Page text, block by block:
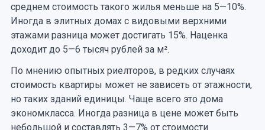
среднем стоимость такого жилья меньше на 5—10%.
Иногда в элитных домах с видовыми верхними
этажами разница может достигать 15%. Наценка
доходит до 5—6 тысяч рублей за м².
По мнению опытных риелторов, в редких случаях
стоимость квартиры может не зависеть от этажности,
но таких зданий единицы. Чаще всего это дома
экономкласса. Иногда разница в цене может быть
небольшой и составлять 3—7% от стоимости